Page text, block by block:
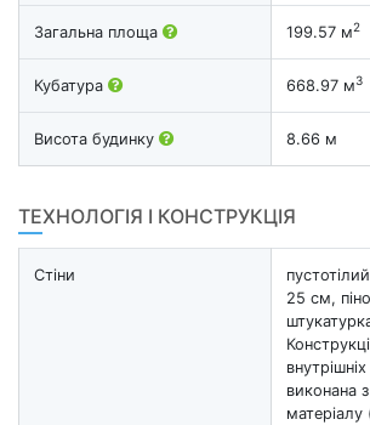
Загальна площа 199.57 м2
Кубатура 668.97 м3
Висота будинку 8.66 м
ТЕХНОЛОГІЯ І КОНСТРУКЦІЯ
Стіни
25 см,
виконана
матеріалу